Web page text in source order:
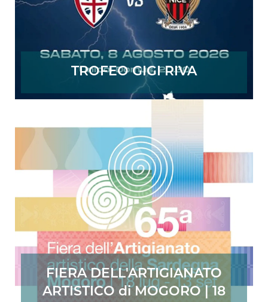
TROFEO GIGI RIVA
FIERA DELL'ARTIGIANATO
ARTISTICO di MOGORO | 18